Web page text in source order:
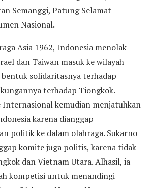
Semanggi, Patung Selamat
Nasional.
Asia 1962, Indonesia menolak
dan Taiwan masuk ke wilayah
bentuk solidaritasnya terhadap
terhadap Tiongkok.
kemudian menjatuhkan
karena dianggap
politik ke dalam olahraga. Sukarno
komite juga politis, karena tidak
dan Vietnam Utara. Alhasil, ia
kompetisi untuk menandingi